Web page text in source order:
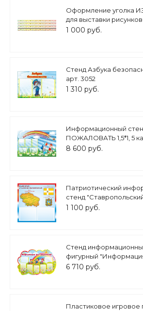
Оформление уголка
для выставки
сада 4шт. 100*5 см арт.
1 000 руб.
Стенд Азбука
арт. 3052
1 310 руб.
Информационный
ПОЖАЛОВАТЬ 1,5*1, 5
8 600 руб.
Патриотический
стенд
кармана А5 арт. П1422
1 100 руб.
Стенд
фигурный
7 карманов А4 1,5х1м.
6 710 руб.
Пластиковое игровое